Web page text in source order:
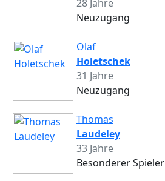
28 Jahre
Neuzugang
Olaf
Holetschek
31 Jahre
Neuzugang
Thomas
Laudeley
33 Jahre
Besonderer Spieler